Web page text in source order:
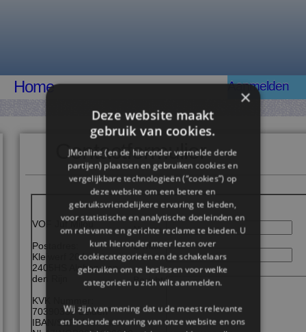
Home Aanmelden
Contactformulier
VOF Juf Milou
Postadres:
Kleiwerf 204
2405HS Alphen aan
den Rijn
KVK Nummer:
70390339 Leiden
IBAN/SEPA Nummer:
Naam:
E-Mail
adres:
Bericht:
×
Deze website maakt
gebruik van cookies.
JMonline (en de hieronder vermelde derde
partijen) plaatsen en gebruiken cookies en
vergelijkbare technologieën (“cookies”) op
deze website om een ​​betere en
gebruiksvriendelijkere ervaring te bieden,
voor statistische en analytische doeleinden en
om relevante en gerichte reclame te bieden. U
kunt hieronder meer lezen over
cookiecategorieën en de schakelaars
gebruiken om te beslissen voor welke
categorieën u zich wilt aanmelden.
Wij zijn van mening dat u de meest relevante
en boeiende ervaring van onze website en ons